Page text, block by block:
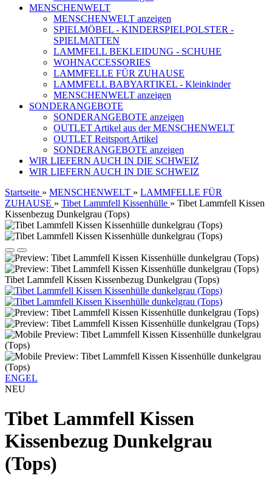
MENSCHENWELT
MENSCHENWELT anzeigen
SPIELMÖBEL - KINDERSPIELPOLSTER -
SPIELMATTEN
LAMMFELL BEKLEIDUNG - SCHUHE
WOHNACCESSORIES
LAMMFELLE FÜR ZUHAUSE
LAMMFELL BABYARTIKEL - Kleinkinder
MENSCHENWELT anzeigen
SONDERANGEBOTE
SONDERANGEBOTE anzeigen
OUTLET Artikel aus der MENSCHENWELT
OUTLET Reitsport Artikel
SONDERANGEBOTE anzeigen
WIR LIEFERN AUCH IN DIE SCHWEIZ
WIR LIEFERN AUCH IN DIE SCHWEIZ
Startseite » MENSCHENWELT » LAMMFELLE FÜR
ZUHAUSE » Tibet Lammfell Kissenhülle » Tibet Lammfell Kissen
Kissenbezug Dunkelgrau (Tops)
Tibet Lammfell Kissen Kissenbezug Dunkelgrau (Tops)
ENGEL
NEU
Tibet Lammfell Kissen
Kissenbezug Dunkelgrau
(Tops)